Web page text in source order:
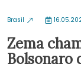
Brasil
Zema
Bolsonaro